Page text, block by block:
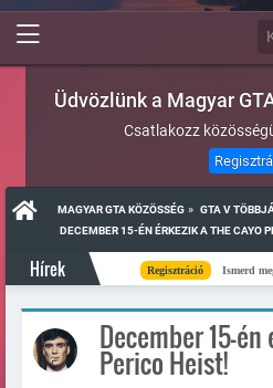
Üdvözlünk a Magyar
Csatlakozz
MAGYAR GTA KÖZÖSSÉG » GTA V
DECEMBER 15-ÉN ÉRKEZIK A THE CAYO
Hírek Regisztráció Ismerd meg a
December 15-
Perico Heist!